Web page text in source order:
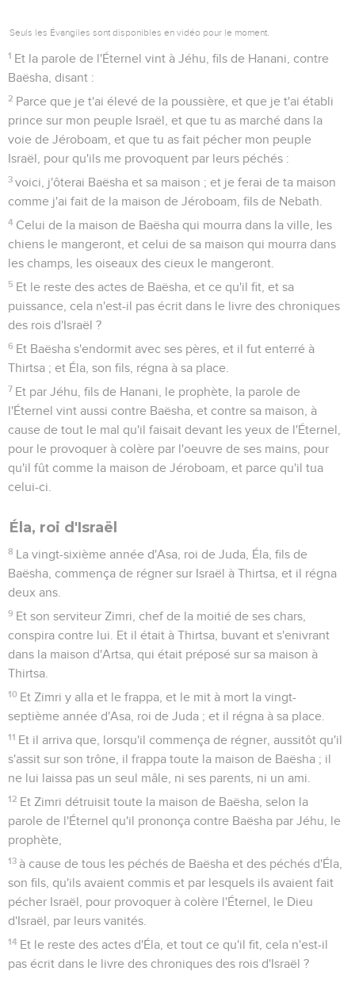
Seuls les Évangiles sont disponibles en vidéo pour le moment.
1 Et la parole de l'Éternel vint à Jéhu, fils de Hanani, contre
Baësha, disant :
2 Parce que je t'ai élevé de la poussière, et que je t'ai établi
prince sur mon peuple Israël, et que tu as marché dans la
voie de Jéroboam, et que tu as fait pécher mon peuple
Israël, pour qu'ils me provoquent par leurs péchés :
3 voici, j'ôterai Baësha et sa maison ; et je ferai de ta maison
comme j'ai fait de la maison de Jéroboam, fils de Nebath.
4 Celui de la maison de Baësha qui mourra dans la ville, les
chiens le mangeront, et celui de sa maison qui mourra dans
les champs, les oiseaux des cieux le mangeront.
5 Et le reste des actes de Baësha, et ce qu'il fit, et sa
puissance, cela n'est-il pas écrit dans le livre des chroniques
des rois d'Israël ?
6 Et Baësha s'endormit avec ses pères, et il fut enterré à
Thirtsa ; et Éla, son fils, régna à sa place.
7 Et par Jéhu, fils de Hanani, le prophète, la parole de
l'Éternel vint aussi contre Baësha, et contre sa maison, à
cause de tout le mal qu'il faisait devant les yeux de l'Éternel,
pour le provoquer à colère par l'oeuvre de ses mains, pour
qu'il fût comme la maison de Jéroboam, et parce qu'il tua
celui-ci.
Éla, roi d'Israël
8 La vingt-sixième année d'Asa, roi de Juda, Éla, fils de
Baësha, commença de régner sur Israël à Thirtsa, et il régna
deux ans.
9 Et son serviteur Zimri, chef de la moitié de ses chars,
conspira contre lui. Et il était à Thirtsa, buvant et s'enivrant
dans la maison d'Artsa, qui était préposé sur sa maison à
Thirtsa.
10 Et Zimri y alla et le frappa, et le mit à mort la vingt-
septième année d'Asa, roi de Juda ; et il régna à sa place.
11 Et il arriva que, lorsqu'il commença de régner, aussitôt qu'il
s'assit sur son trône, il frappa toute la maison de Baësha ; il
ne lui laissa pas un seul mâle, ni ses parents, ni un ami.
12 Et Zimri détruisit toute la maison de Baësha, selon la
parole de l'Éternel qu'il prononça contre Baësha par Jéhu, le
prophète,
13 à cause de tous les péchés de Baësha et des péchés d'Éla,
son fils, qu'ils avaient commis et par lesquels ils avaient fait
pécher Israël, pour provoquer à colère l'Éternel, le Dieu
d'Israël, par leurs vanités.
14 Et le reste des actes d'Éla, et tout ce qu'il fit, cela n'est-il
pas écrit dans le livre des chroniques des rois d'Israël ?